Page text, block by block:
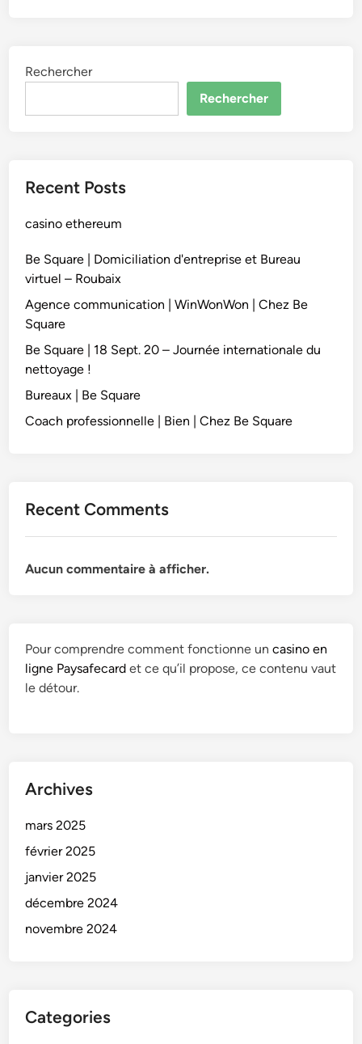
Rechercher
Rechercher
Recent Posts
casino ethereum
Be Square | Domiciliation d'entreprise et Bureau
virtuel – Roubaix
Agence communication | WinWonWon | Chez Be
Square
Be Square | 18 Sept. 20 – Journée internationale du
nettoyage !
Bureaux | Be Square
Coach professionnelle | Bien | Chez Be Square
Recent Comments
Aucun commentaire à afficher.
Pour comprendre comment fonctionne uncasino en
ligne Paysafecard et ce qu’il propose, ce contenu vaut
le détour.
Archives
mars 2025
février 2025
janvier 2025
décembre 2024
novembre 2024
Categories